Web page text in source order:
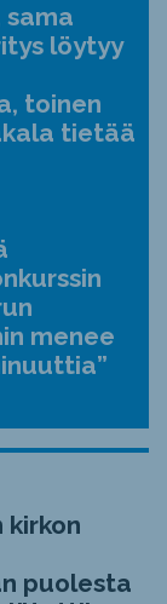
sama
löytyy
toinen
tietää
menee
kirkon
puolesta